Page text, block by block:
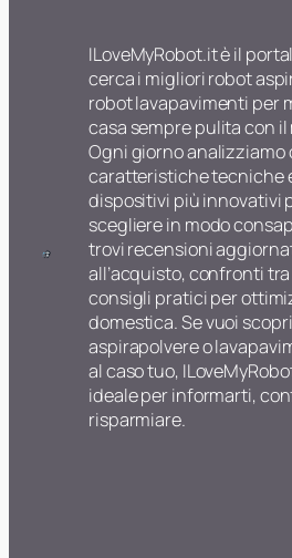
ILoveMyRobot.it è il
cerca i migliori robot
robot lavapavimenti per
casa sempre pulita con
Ogni giorno analizziamo
caratteristiche tecniche
dispositivi più innovativi
scegliere in modo
trovi recensioni
all’acquisto, confronti
consigli pratici per
domestica. Se vuoi
aspirapolvere o
al caso tuo,
ideale per informarti,
risparmiare.